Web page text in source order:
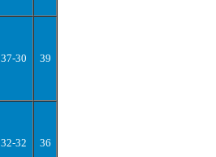
37-30
39
32-32
36